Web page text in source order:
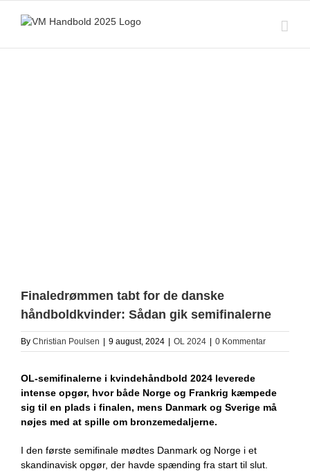
Finaledrømmen tabt for de danske
håndboldkvinder: Sådan gik semifinalerne
By Christian Poulsen 9 august, 2024 OL 2024 0 Kommentar
OL-semifinalerne i kvindehåndbold 2024 leverede
intense opgør, hvor både Norge og Frankrig kæmpede
sig til en plads i finalen, mens Danmark og Sverige må
nøjes med at spille om bronzemedaljerne.
I den første semifinale mødtes Danmark og Norge i et
skandinavisk opgør, der havde spænding fra start til slut.